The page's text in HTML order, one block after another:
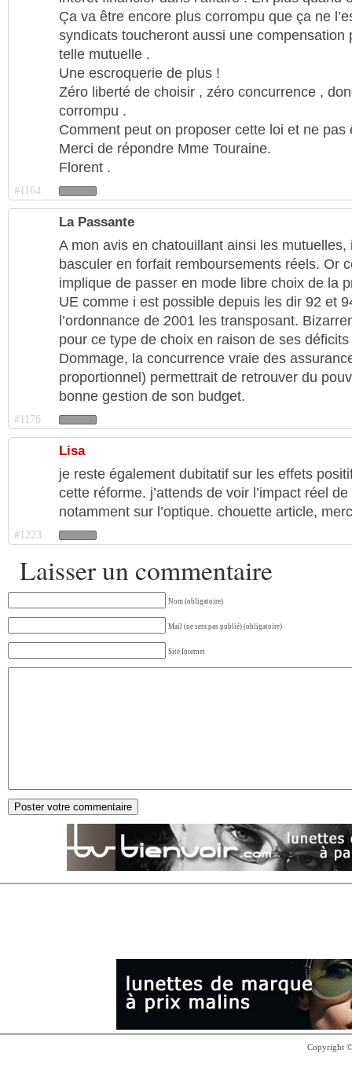
Ça va être encore plus corrompu que ça ne
syndicats toucheront aussi une compensation
telle mutuelle .
Une escroquerie de plus !
Zéro liberté de choisir , zéro concurrence ,
corrompu .
Comment peut on proposer cette loi et ne pas
Merci de répondre Mme Touraine.
Florent .
#1164
La Passante
A mon avis en chatouillant ainsi les mutuelles,
basculer en forfait remboursements réels. Or
implique de passer en mode libre choix de la
UE comme i est possible depuis les dir 92 et
l’ordonnance de 2001 les transposant.
pour ce type de choix en raison de ses
Dommage, la concurrence vraie des
proportionnel) permettrait de retrouver du
bonne gestion de son budget.
#1176
Lisa
je reste également dubitatif sur les effets
cette réforme. j’attends de voir l’impact réel
notamment sur l’optique. chouette article,
#1223
Laisser un commentaire
Nom (obligatoire)
Mail (ne sera pas publié) (obligatoire)
Site Internet
Copyright